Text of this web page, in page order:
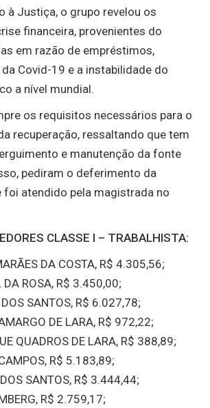
à Justiça, o grupo revelou os
financeira, provenientes do
em razão de empréstimos,
Covid-19 e a instabilidade do
a nível mundial.
os requisitos necessários para o
recuperação, ressaltando que tem
e manutenção da fonte
pediram o deferimento da
foi atendido pela magistrada no
CLASSE I – TRABALHISTA:
DA COSTA, R$ 4.305,56;
DA ROSA, R$ 3.450,00;
SANTOS, R$ 6.027,78;
DE LARA, R$ 972,22;
QUADROS DE LARA, R$ 388,89;
R$ 5.183,89;
SANTOS, R$ 3.444,44;
R$ 2.759,17;